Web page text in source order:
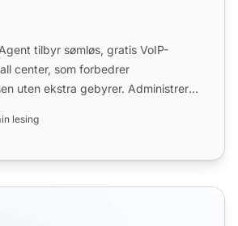
tilbyr sømløs, gratis VoIP-
center, som forbedrer
uten ekstra gebyrer. Administrer
lesing
Integration (CTI) Features